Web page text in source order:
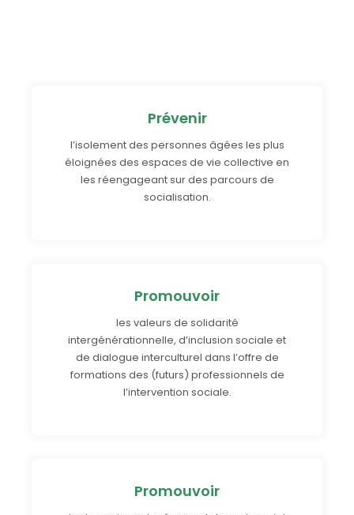
Prévenir
l’isolement des personnes âgées les plus
éloignées des espaces de vie collective en
les réengageant sur des parcours de
socialisation.
Promouvoir
les valeurs de solidarité
intergénérationnelle, d’inclusion sociale et
de dialogue interculturel dans l’offre de
formations des (futurs) professionnels de
l’intervention sociale.
Promouvoir